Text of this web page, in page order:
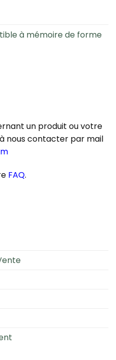
à mémoire de forme
un produit ou votre
nous contacter par mail
FAQ.